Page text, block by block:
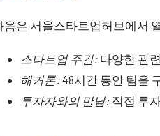
음은 서울스타트업허브에서
스타트업 주간: 다양한 관
해커톤:48시간 동안 팀을
투자자와의 만남: 직접 투